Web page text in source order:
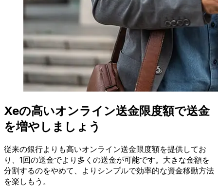
Xeの高いオンライン送金限度額で送金
を増やしましょう
従来の銀行よりも高いオンライン送金限度額を提供してお
り、1回の送金でより多くの送金が可能です。大きな金額を
分割するのをやめて、よりシンプルで効率的な資金移動方法
を楽しもう。